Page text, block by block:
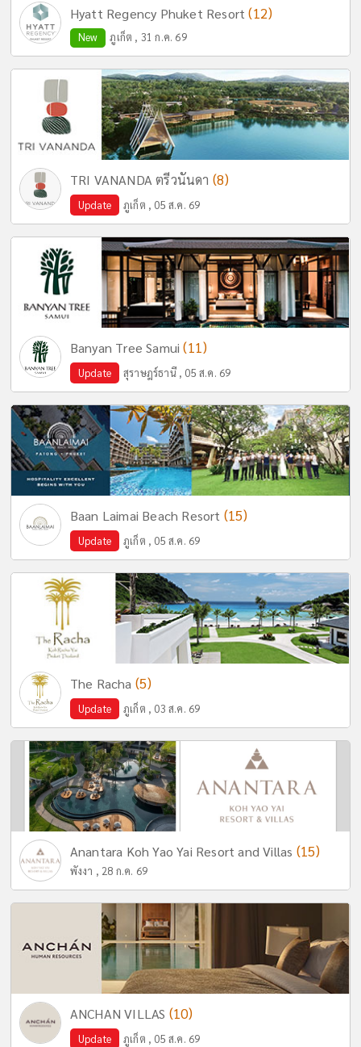
Hyatt Regency Phuket Resort(12)
New ภูเก็ต , 31 ก.ค. 69
TRI VANANDA ตรีวนันดา (8)
Update ภูเก็ต , 05 ส.ค. 69
Banyan Tree Samui(11)
Update สุราษฎร์ธานี , 05 ส.ค. 69
Baan Laimai Beach Resort (15)
Update ภูเก็ต , 05 ส.ค. 69
The Racha (5)
Update ภูเก็ต , 03 ส.ค. 69
Anantara Koh Yao Yai Resort and Villas (15)
พังงา , 28 ก.ค. 69
ANCHAN VILLAS (10)
Update ภูเก็ต , 05 ส.ค. 69